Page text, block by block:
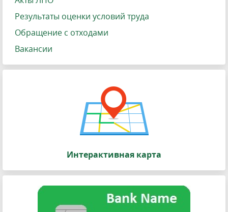
Результаты оценки условий труда
Обращение с отходами
Вакансии
Интерактивная карта